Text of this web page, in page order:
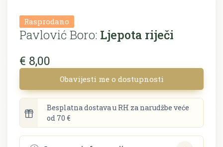
Rasprodano
Pavlović Boro: Ljepota riječi
€ 8,00
Obavijesti me o dostupnosti
Besplatna dostava u RH za narudžbe veće
od 70 €